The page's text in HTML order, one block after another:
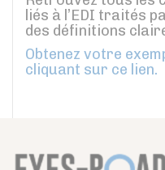
liés à l’EDI traités
des définitions
Obtenez votre
cliquant sur ce lien.